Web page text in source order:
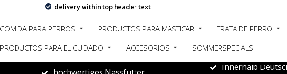
delivery within top header text
COMIDA PARA PERROS PRODUCTOS PARA MASTICAR TRATA DE PERRO
PRODUCTOS PARA EL CUIDADO
ACCESORIOS SOMMERSPECIALS
Innerhalb